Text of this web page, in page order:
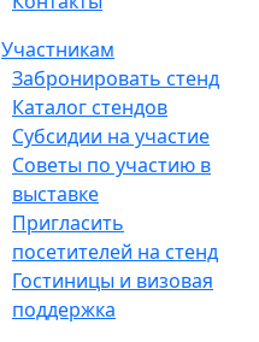
Участникам
Забронировать стенд
Каталог стендов
Субсидии на участие
Советы по участию в
выставке
Пригласить
посетителей на стенд
Гостиницы и визовая
поддержка